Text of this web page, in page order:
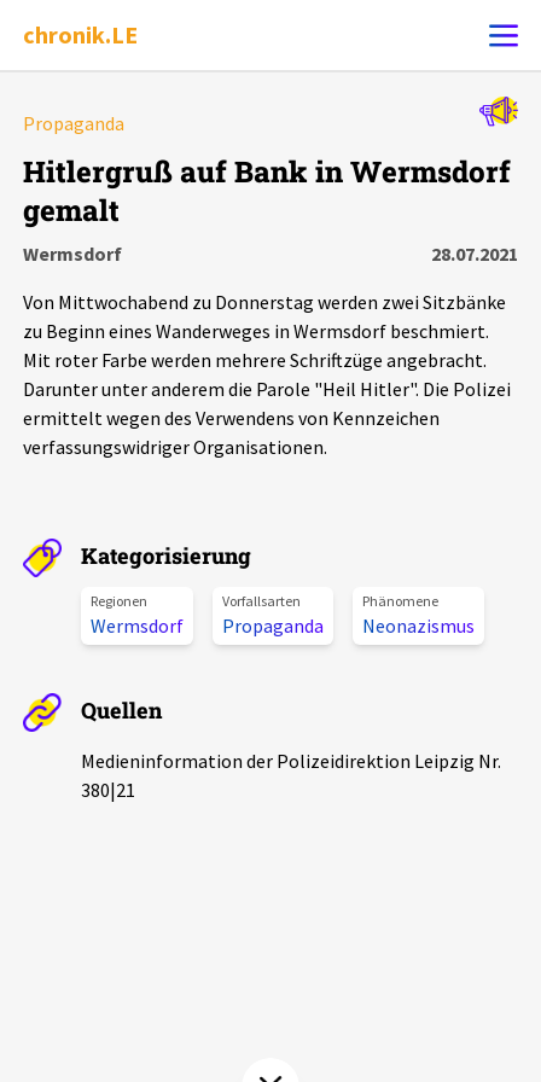
chronik.LE
Chronik
Leipziger Zustände
Schlaglichter
Aktuelles
Alle Beiträge
Pressemitteilungen
Podcasts
Über uns
Projektbeschreibung
Kontakt
Unterstützer_innen
Propaganda
Hitlergruß auf Bank in Wermsdorf
gemalt
Wermsdorf
28.07.2021
Von Mittwochabend zu Donnerstag werden zwei Sitzbänke
zu Beginn eines Wanderweges in Wermsdorf beschmiert.
Mit roter Farbe werden mehrere Schriftzüge angebracht.
Darunter unter anderem die Parole "Heil Hitler". Die Polizei
ermittelt wegen des Verwendens von Kennzeichen
verfassungswidriger Organisationen.
Kategorisierung
Regionen
Wermsdorf
Vorfallsarten
Propaganda
Phänomene
Neonazismus
Quellen
Medieninformation der Polizeidirektion Leipzig Nr.
380|21
Alle Ereignisse
7502 Ereignisse
Ereignisse